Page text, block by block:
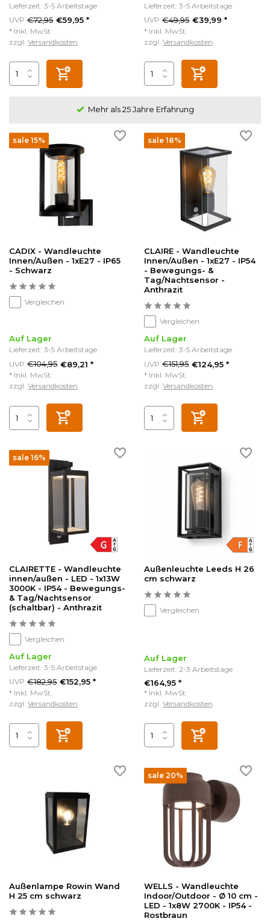
Lieferzeit: 3-5 Arbeitstage
UVP €72,95 €59,95 *
* Inkl. MwSt.
zzgl. Versandkosten
Lieferzeit: 3-5 Arbeitstage
UVP €49,95 €39,99 *
* Inkl. MwSt.
zzgl. Versandkosten
Kundenzufriedenheit 4.5/5
sale 15%
CADIX - Wandleuchte
Innen/Außen - 1xE27 - IP65
- Schwarz
Vergleichen
Auf Lager
Lieferzeit: 3-5 Arbeitstage
UVP €104,95 €89,21 *
* Inkl. MwSt.
zzgl. Versandkosten
sale 18%
CLAIRE - Wandleuchte
Innen/Außen - 1xE27 - IP54
- Bewegungs- &
Tag/Nachtsensor -
Anthrazit
Vergleichen
Auf Lager
Lieferzeit: 3-5 Arbeitstage
UVP €151,95 €124,95 *
* Inkl. MwSt.
zzgl. Versandkosten
sale 16%
CLAIRETTE - Wandleuchte
innen/außen - LED - 1x13W
3000K - IP54 - Bewegungs-
& Tag/Nachtsensor
(schaltbar) - Anthrazit
Vergleichen
Auf Lager
Lieferzeit: 3-5 Arbeitstage
UVP €182,95 €152,95 *
* Inkl. MwSt.
zzgl. Versandkosten
Außenleuchte Leeds H 26
cm schwarz
Vergleichen
Auf Lager
Lieferzeit: 2-3 Arbeitstage
€164,95 *
* Inkl. MwSt.
zzgl. Versandkosten
Außenlampe Rowin Wand
H 25 cm schwarz
sale 20%
WELLS - Wandleuchte
Indoor/Outdoor - Ø 10 cm -
LED - 1x8W 2700K - IP54 -
Rostbraun